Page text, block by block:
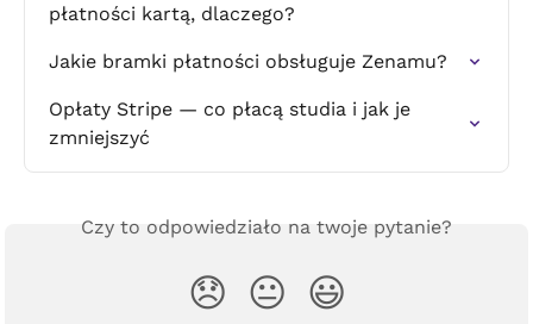
płatności kartą, dlaczego?
Jakie bramki płatności obsługuje Zenamu?
Opłaty Stripe — co płacą studia i jak je
zmniejszyć
Czy to odpowiedziało na twoje pytanie?
😞 😐 😃